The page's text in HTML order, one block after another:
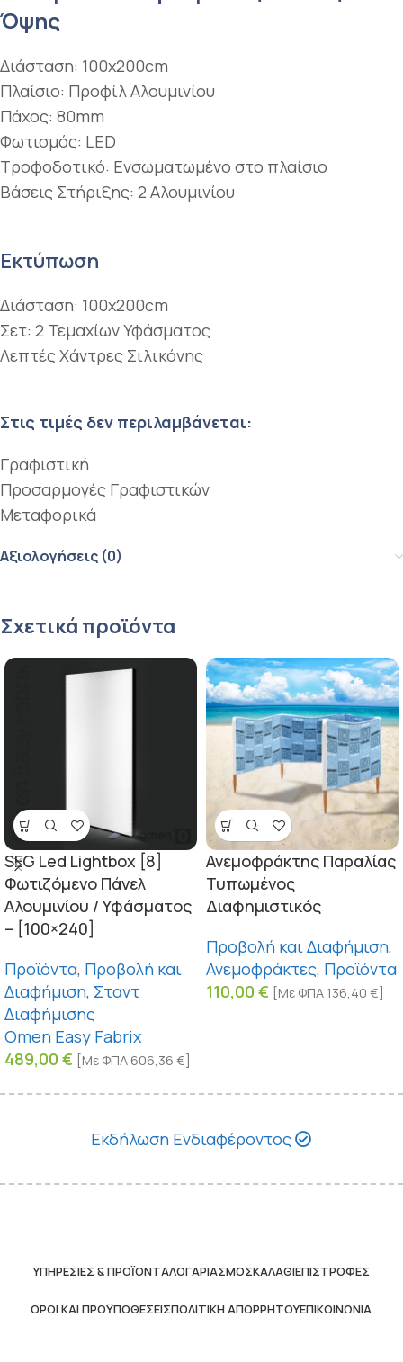
Όψης
Διάσταση: 100x200cm
Πλαίσιο: Προφίλ Αλουμινίου
Πάχος: 80mm
Φωτισμός: LED
Τροφοδοτικό: Ενσωματωμένο στο πλαίσιο
Βάσεις Στήριξης: 2 Αλουμινίου
Εκτύπωση
Διάσταση: 100x200cm
Σετ: 2 Τεμαχίων Υφάσματος
Λεπτές Χάντρες Σιλικόνης
Στις τιμές δεν περιλαμβάνεται:
Γραφιστική
Προσαρμογές Γραφιστικών
Μεταφορικά
Αξιολογήσεις (0)
Σχετικά προϊόντα
SEG Led Lightbox [8]
Φωτιζόμενο Πάνελ
Αλουμινίου / Υφάσματος
– [100×240]
Προϊόντα, Προβολή και
Διαφήμιση, Σταντ
Διαφήμισης
Omen Easy Fabrix
489,00 € [Με ΦΠΑ 606,36 €]
Ανεμοφράκτης Παραλίας
Τυπωμένος
Διαφημιστικός
Προβολή και Διαφήμιση,
Ανεμοφράκτες, Προϊόντα
110,00 € [Με ΦΠΑ 136,40 €]
Εκδήλωση Ενδιαφέροντος
ΥΠΗΡΕΣΊΕΣ & ΠΡΟΪΌΝΤΑΛΟΓΑΡΙΑΣΜΌΣΚΑΛΆΘΙΕΠΙΣΤΡΟΦΈΣ
ΌΡΟΙ ΚΑΙ ΠΡΟΫΠΟΘΈΣΕΙΣΠΟΛΙΤΙΚΉ ΑΠΟΡΡΉΤΟΥΕΠΙΚΟΙΝΩΝΊΑ